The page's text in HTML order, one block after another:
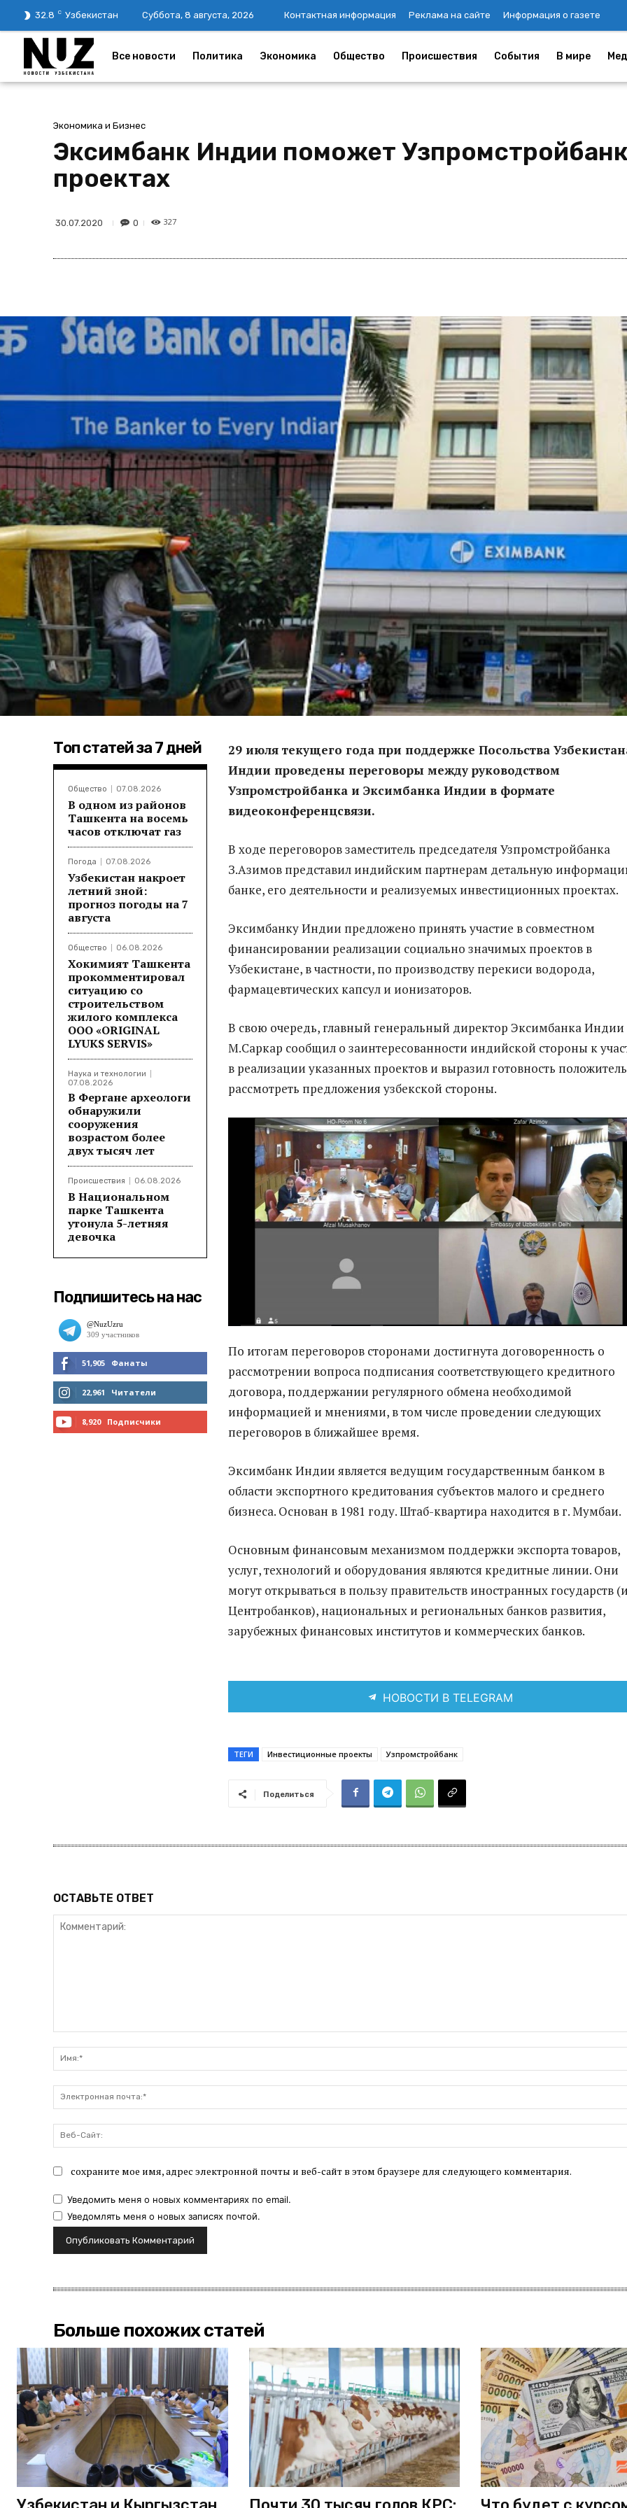
32.8 C Узбекистан Суббота, 8 августа, 2026 Контактная информация Реклама на сайте Информация о газете
Все новости Политика Экономика Общество Происшествия События В мире
Экономика и Бизнес
Эксимбанк Индии поможет
проектах
30.07.2020 0 327
Топ статей за 7 дней
Общество 07.08.2026
В одном из районов
Ташкента на восемь
часов отключат газ
Погода 07.08.2026
Узбекистан накроет
летний зной:
прогноз погоды на 7
августа
Общество 06.08.2026
Хокимият Ташкента
прокомментировал
ситуацию со
строительством
жилого комплекса
ООО «ORIGINAL
LYUKS SERVIS»
Наука и технологии
07.08.2026
В Фергане археологи
обнаружили
сооружения
возрастом более
двух тысяч лет
Происшествия 06.08.2026
В Национальном
парке Ташкента
утонула 5-летняя
девочка
Подпишитесь на нас
51,905 Фанаты
МНЕ НРАВИТСЯ
22,961 Читатели
8,920 Подписчики
29 июля текущего года при поддержке Посольства
Индии проведены переговоры между руководством
Узпромстройбанка и Эксимбанка Индии в формате
видеоконференцсвязи.
В ходе переговоров заместитель председателя Узпромстройбанка
З.Азимов представил индийским партнерам детальную
банке, его деятельности и реализуемых инвестиционных проектах.
Эксимбанку Индии предложено принять участие в совместном
финансировании реализации социально значимых проектов в
Узбекистане, в частности, по производству перекиси водорода,
фармацевтических капсул и ионизаторов.
В свою очередь, главный генеральный директор Эксимбанка Индии
М.Саркар сообщил о заинтересованности индийской стороны к
в реализации указанных проектов и выразил готовность
рассмотреть предложения узбекской стороны.
По итогам переговоров сторонами достигнута договоренность о
рассмотрении вопроса подписания соответствующего кредитного
договора, поддержании регулярного обмена необходимой
информацией и мнениями, в том числе проведении следующих
переговоров в ближайшее время.
Эксимбанк Индии является ведущим государственным банком в
области экспортного кредитования субъектов малого и среднего
бизнеса. Основан в 1981 году. Штаб-квартира находится в г. Мумбаи.
Основным финансовым механизмом поддержки экспорта товаров,
услуг, технологий и оборудования являются кредитные линии. Они
могут открываться в пользу правительств иностранных государств
Центробанков), национальных и региональных банков развития,
зарубежных финансовых институтов и коммерческих банков.
НОВОСТИ В TELEGRAM
ТЕГИ Инвестиционные проекты Узпромстройбанк
Поделиться
ОСТАВЬТЕ ОТВЕТ
сохраните мое имя, адрес электронной почты и веб-сайт в этом браузере для следующего комментария.
Уведомить меня о новых комментариях по email.
Уведомлять меня о новых записях почтой.
Больше похожих статей